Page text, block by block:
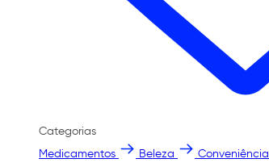
Categorias
Medicamentos
Beleza Conveniência